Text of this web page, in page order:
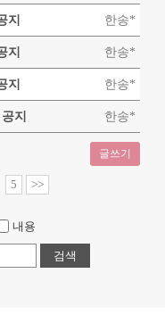
지 한송*
지 한송*
지 한송*
지 한송*
글쓰기
5 >>
내용
검색